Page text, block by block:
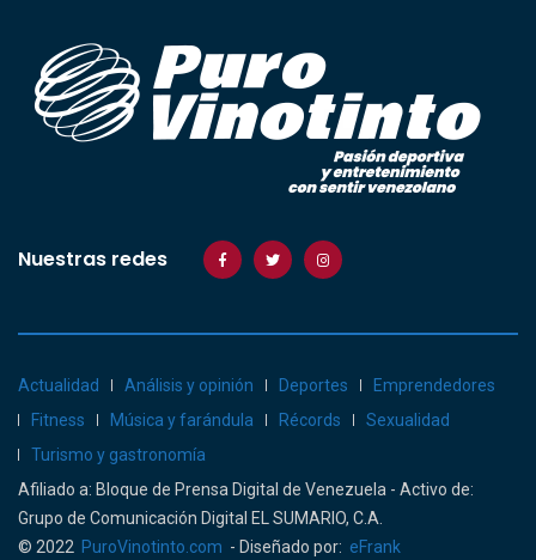
Nuestras redes
Actualidad Análisis y opinión Deportes
Emprendedores
Fitness
Música y farándula Récords
Sexualidad
Turismo y gastronomía
Afiliado a: Bloque de Prensa Digital de Venezuela - Activo de:
Grupo de Comunicación Digital EL SUMARIO, C.A.
© 2022 PuroVinotinto.com - Diseñado por: eFrank